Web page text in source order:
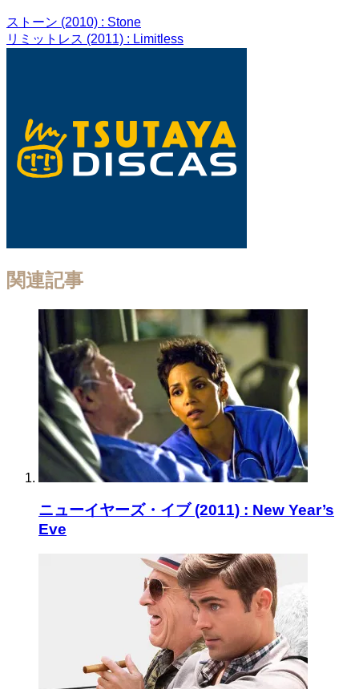
ストーン (2010) : Stone
リミットレス (2011) : Limitless
関連記事
ニューイヤーズ・イブ (2011) : New Year’s
Eve